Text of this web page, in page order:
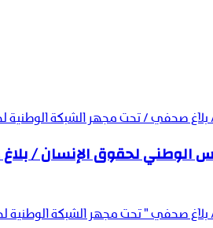
بلاغ صحفي / تحت مجهر الشبكة الوطنية
الوطني لحقوق الإنسان /
صحفي " تحت مجهر الشبكة الوطنية